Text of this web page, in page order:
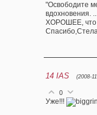
"Освободите
вдохновения.
ХОРОШЕЕ, что
14 IAS (2008-
0
Уже!!!